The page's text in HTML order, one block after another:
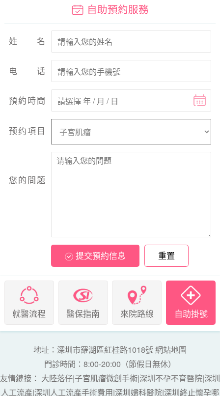
自助預約服務
姓名
电话
預約時間
预约項目
您的問題
提交預約信息 重置
就醫流程 醫保指南 來院路線 自助掛號
地址：深圳市羅湖區紅桂路1018號網站地圖
門診時間：8:00-20:00（節假日無休）
友情鏈接： 大陸落仔|子宮肌瘤微創手術|深圳不孕不育醫院|深圳
人工流產|深圳人工流產手術費用|深圳婦科醫院|深圳終止懷孕哪